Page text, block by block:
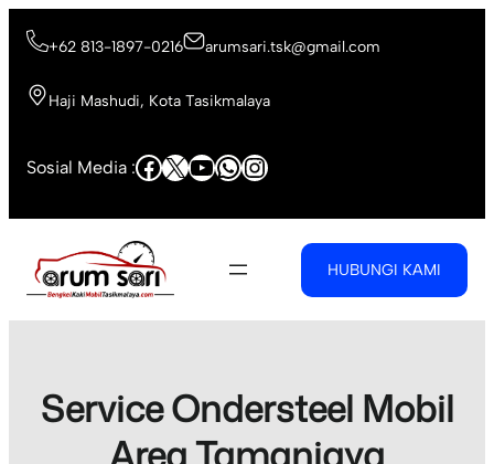
+62 813-1897-0216 arumsari.tsk@gmail.com
Haji Mashudi, Kota Tasikmalaya
Sosial Media :Facebook
X YouTube
WhatsApp
Instagram
HUBUNGI KAMI
Service Ondersteel Mobil